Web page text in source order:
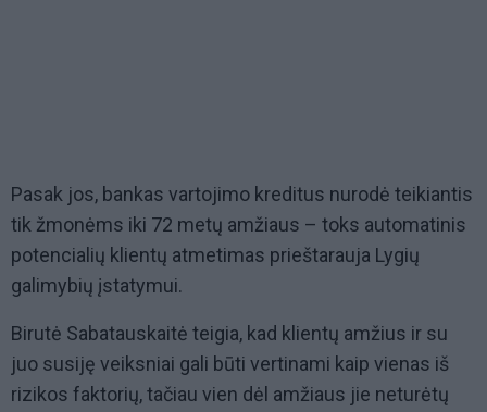
Pasak jos, bankas vartojimo kreditus nurodė teikiantis
tik žmonėms iki 72 metų amžiaus – toks automatinis
potencialių klientų atmetimas prieštarauja Lygių
galimybių įstatymui.
Birutė Sabatauskaitė teigia, kad klientų amžius ir su
juo susiję veiksniai gali būti vertinami kaip vienas iš
rizikos faktorių, tačiau vien dėl amžiaus jie neturėtų